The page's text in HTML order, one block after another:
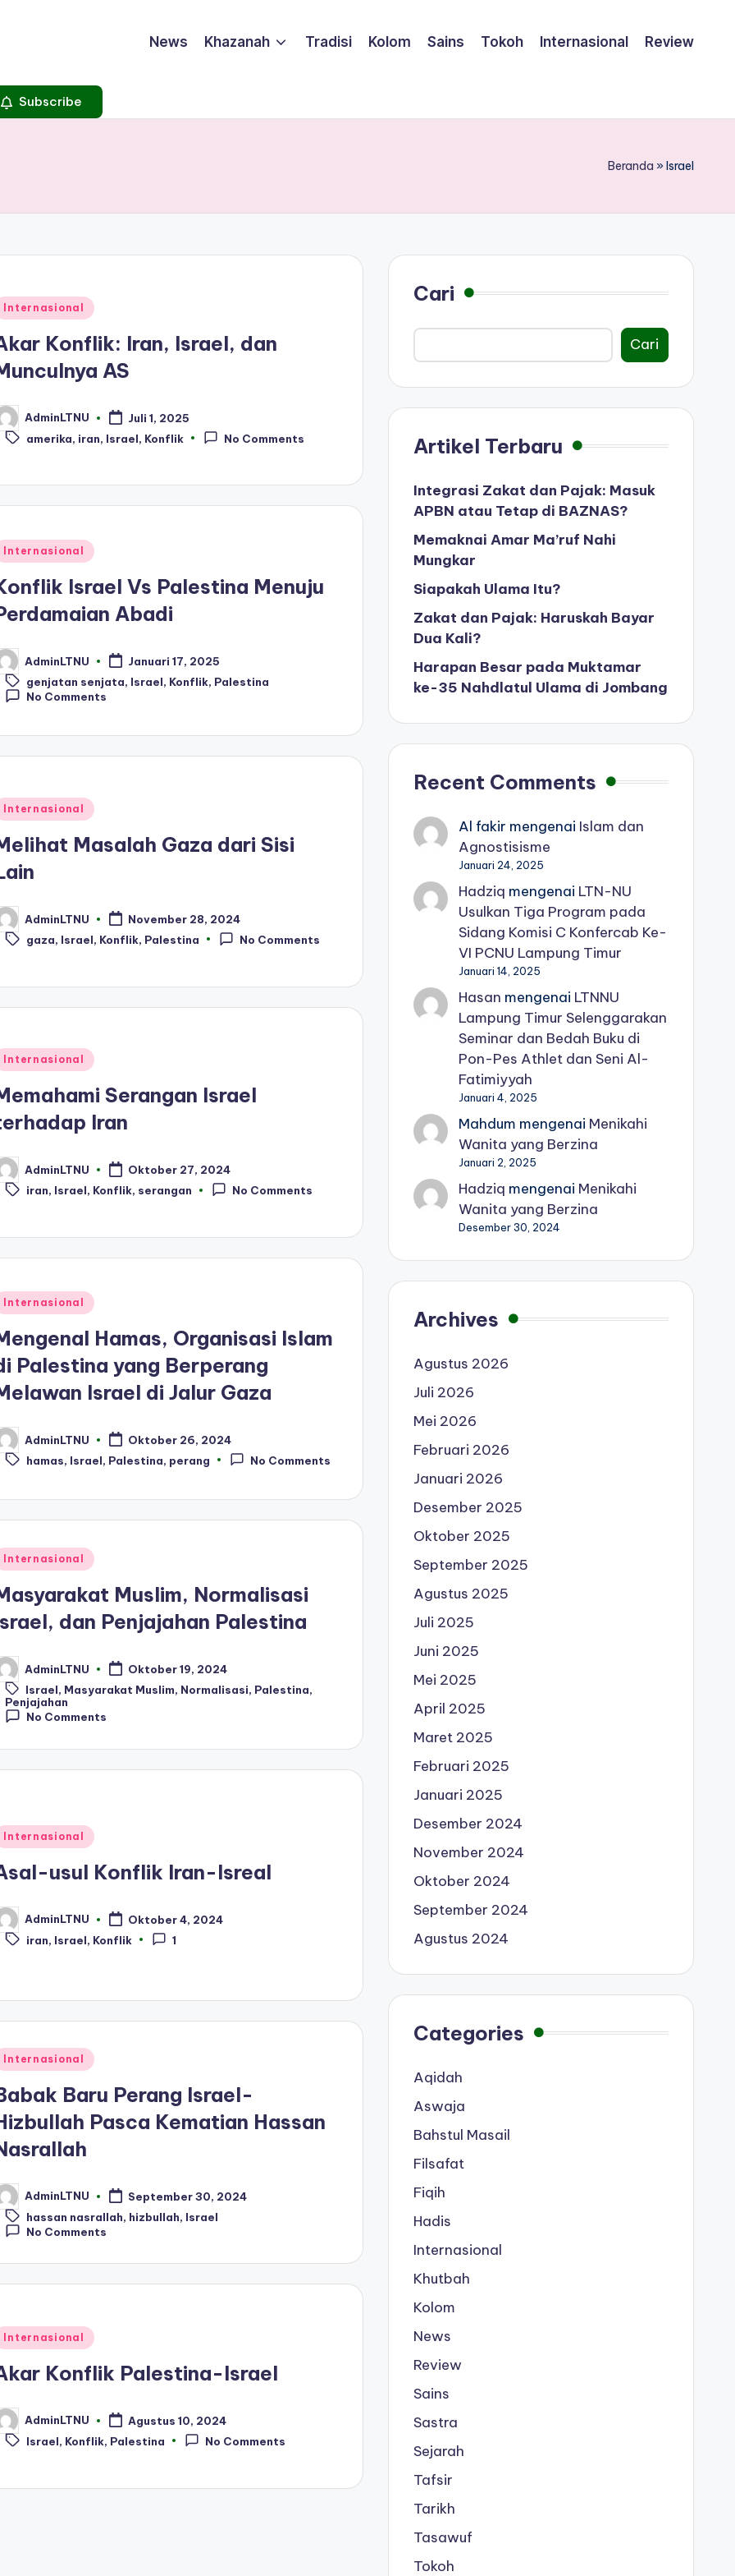
News Khazanah Tradisi Kolom Sains Tokoh Internasional Review
Subscribe
Beranda »Israel
Internasional
Konflik: Iran, Israel, dan
AS
AdminLTNU Juli 1, 2025
Tags:
amerika, iran, Israel, Konflik No Comments
Internasional
Israel Vs Palestina Menuju
Abadi
AdminLTNU
Januari 17, 2025
Tags:
genjatan senjata, Israel, Konflik, Palestina
No Comments
Internasional
Masalah Gaza dari Sisi
AdminLTNU November 28, 2024
Tags:
gaza, Israel , Konflik, Palestina No Comments
Internasional
Serangan Israel
Iran
AdminLTNU Oktober 27, 2024
Tags:
iran, Israel , Konflik, serangan No Comments
Internasional
Hamas, Organisasi Islam
Palestina yang Berperang
Israel di Jalur Gaza
AdminLTNU Oktober 26, 2024
Tags:
hamas, Israel, Palestina, perang No Comments
Internasional
Muslim, Normalisasi
dan Penjajahan Palestina
AdminLTNU
Oktober 19, 2024
Tags:Israel, Masyarakat Muslim, Normalisasi, Palestina,
Penjajahan
No Comments
Internasional
usul Konflik Iran-Isreal
AdminLTNU Oktober 4, 2024
Tags:
iran, Israel, Konflik 1
Internasional
Baru Perang Israel-
Pasca Kematian Hassan
AdminLTNU
September 30, 2024
Tags:
hassan nasrallah, hizbullah, Israel
No Comments
Internasional
Konflik Palestina-Israel
AdminLTNU Agustus 10, 2024
Tags:
Israel, Konflik, Palestina No Comments
Cari
Cari
Artikel Terbaru
Integrasi Zakat dan Pajak: Masuk
APBN atau Tetap di BAZNAS?
Memaknai Amar Ma’ruf Nahi
Mungkar
Siapakah Ulama Itu?
Zakat dan Pajak: Haruskah Bayar
Dua Kali?
Harapan Besar pada Muktamar
ke-35 Nahdlatul Ulama di Jombang
Recent Comments
Al fakir mengenai Islam dan
Agnostisisme
Januari 24, 2025
Hadziq mengenai LTN-NU
Usulkan Tiga Program pada
Sidang Komisi C Konfercab Ke-
VI PCNU Lampung Timur
Januari 14, 2025
Hasan mengenai LTNNU
Lampung Timur Selenggarakan
Seminar dan Bedah Buku di
Pon-Pes Athlet dan Seni Al-
Fatimiyyah
Januari 4, 2025
Mahdum mengenai Menikahi
Wanita yang Berzina
Januari 2, 2025
Hadziq mengenai Menikahi
Wanita yang Berzina
Desember 30, 2024
Archives
Agustus 2026
Juli 2026
Mei 2026
Februari 2026
Januari 2026
Desember 2025
Oktober 2025
September 2025
Agustus 2025
Juli 2025
Juni 2025
Mei 2025
April 2025
Maret 2025
Februari 2025
Januari 2025
Desember 2024
November 2024
Oktober 2024
September 2024
Agustus 2024
Categories
Aqidah
Aswaja
Bahstul Masail
Filsafat
Fiqih
Hadis
Internasional
Khutbah
Kolom
News
Review
Sains
Sastra
Sejarah
Tafsir
Tarikh
Tasawuf
Tokoh